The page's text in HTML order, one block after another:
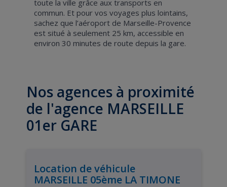
toute la ville grâce aux transports en
commun. Et pour vos voyages plus lointains,
sachez que l’aéroport de Marseille-Provence
est situé à seulement 25 km, accessible en
environ 30 minutes de route depuis la gare.
Nos agences à proximité
de l'agence MARSEILLE
01er GARE
Location de véhicule
MARSEILLE 05ème LA TIMONE